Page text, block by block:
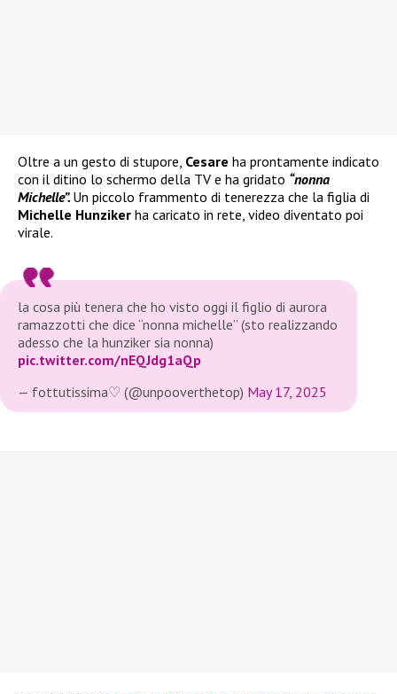
Oltre a un gesto di stupore, Cesare ha prontamente indicato
con il ditino lo schermo della TV e ha gridato “nonna
Michelle”. Un piccolo frammento di tenerezza che la figlia di
Michelle Hunziker ha caricato in rete, video diventato poi
virale.
la cosa più tenera che ho visto oggi il figlio di aurora
ramazzotti che dice “nonna michelle” (sto realizzando
adesso che la hunziker sia nonna)
pic.twitter.com/nEQJdg1aQp
— fottutissima♡ (@unpooverthetop) May 17, 2025